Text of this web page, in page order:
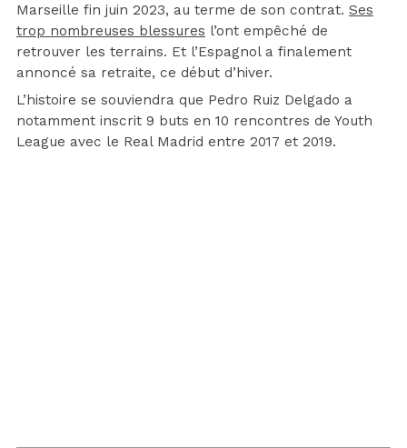
Marseille fin juin 2023, au terme de son contrat. Ses
trop nombreuses blessures l’ont empêché de
retrouver les terrains. Et l’Espagnol a finalement
annoncé sa retraite, ce début d’hiver.
L’histoire se souviendra que Pedro Ruiz Delgado a
notamment inscrit 9 buts en 10 rencontres de Youth
League avec le Real Madrid entre 2017 et 2019.